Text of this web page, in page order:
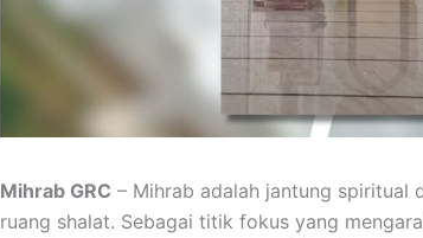
Mihrab GRC – Mihrab adalah jantung spiritual
ruang shalat. Sebagai titik fokus yang